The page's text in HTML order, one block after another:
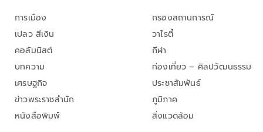
การเมือง
เปลว สีเงิน
คอลัมนิสต์
บทความ
เศรษฐกิจ
ข่าวพระราชสำนัก
หนังสือพิมพ์
กรองสถานการณ์
วาไรตี้
กีฬา
ท่องเที่ยว – ศิลปวัฒนธรรม
ประชาสัมพันธ์
ภูมิภาค
สิ่งแวดล้อม